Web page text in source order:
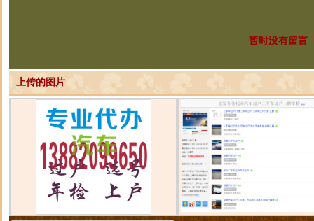
暂时没有留言
上传的图片